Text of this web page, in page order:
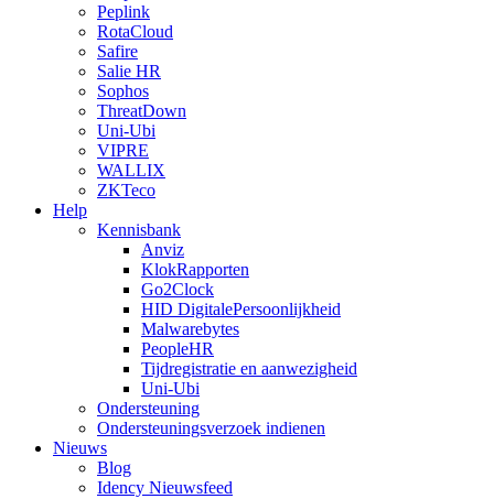
Peplink
RotaCloud
Safire
Salie HR
Sophos
ThreatDown
Uni-Ubi
VIPRE
WALLIX
ZKTeco
Help
Kennisbank
Anviz
KlokRapporten
Go2Clock
HID DigitalePersoonlijkheid
Malwarebytes
PeopleHR
Tijdregistratie en aanwezigheid
Uni-Ubi
Ondersteuning
Ondersteuningsverzoek indienen
Nieuws
Blog
Idency Nieuwsfeed